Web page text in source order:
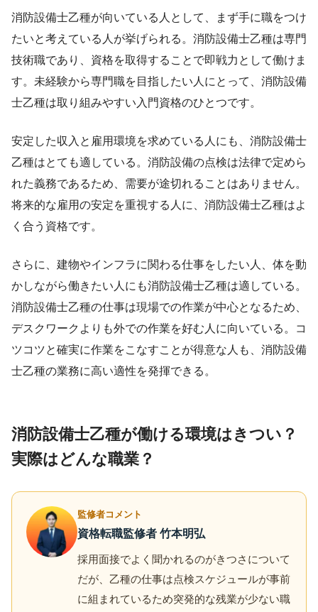
消防設備士乙種が向いている人として、まず手に職をつけ
たいと考えている人が挙げられる。消防設備士乙種は専門
技術職であり、資格を取得することで即戦力として働けま
す。未経験から専門職を目指したい人にとって、消防設備
士乙種は取り組みやすい入門資格のひとつです。
安定した収入と雇用環境を求めている人にも、消防設備士
乙種はとても適している。消防設備の点検は法律で定めら
れた義務であるため、需要が途切れることはありません。
将来的な雇用の安定を重視する人に、消防設備士乙種はよ
く合う資格です。
さらに、建物やインフラに関わる仕事をしたい人、体を動
かしながら働きたい人にも消防設備士乙種は適している。
消防設備士乙種の仕事は現場での作業が中心となるため、
デスクワークよりも外での作業を好む人に向いている。コ
ツコツと確実に作業をこなすことが得意な人も、消防設備
士乙種の業務に高い適性を発揮できる。
消防設備士乙種が働ける環境はきつい？
実際はどんな職業？
監修者コメント
資格転職監修者 竹本明弘
採用面接でよく聞かれるのがきつさについて
だが、乙種の仕事は点検スケジュールが事前
に組まれているため突発的な残業が少ない職